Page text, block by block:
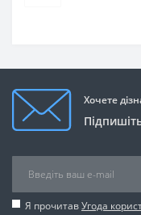
Хочете
Я прочитавУгода